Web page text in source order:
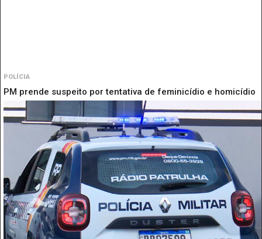
POLÍCIA
PM prende suspeito por tentativa de feminicídio e homicídio